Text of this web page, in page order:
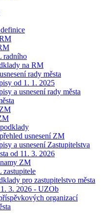
radního
na RM
rady města
od 1. 1. 2025
a usnesení rady města
usnesení ZM
a usnesení Zastupitelstva
od 11. 3. 2026
ZM
pro zastupitelstvo města
3. 2026 - UZOb
organizací